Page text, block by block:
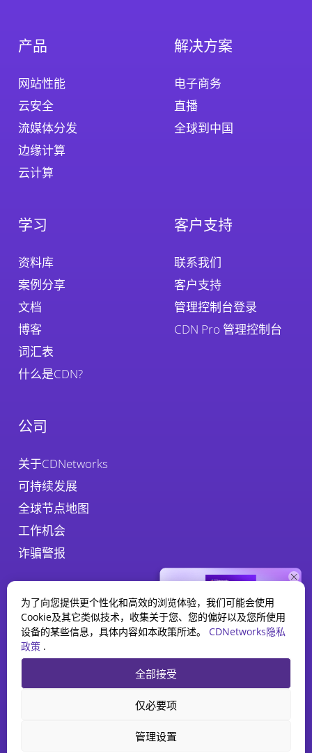
产品
网站性能
云安全
流媒体分发
边缘计算
云计算
解决方案
电子商务
直播
全球到中国
学习
资料库
案例分享
文档
博客
词汇表
什么是CDN?
客户支持
联系我们
客户支持
管理控制台登录
CDN Pro 管理控制台
公司
关于CDNetworks
可持续发展
全球节点地图
工作机会
诈骗警报
CDNetworks Inc., © 2026. 1840 Enterprise Way, Monrovia, CA 91016 –
12010202000319号
法律
为了向您提供更个性化和高效的浏览体验，我们可能会使用
Cookie及其它类似技术，收集关于您、您的偏好以及您所使用
设备的某些信息，具体内容如本政策所述。 CDNetworks隐私
政策 .
全部接受
仅必要项
管理设置
WAAP 报告
探索人工智能如何重塑 Web